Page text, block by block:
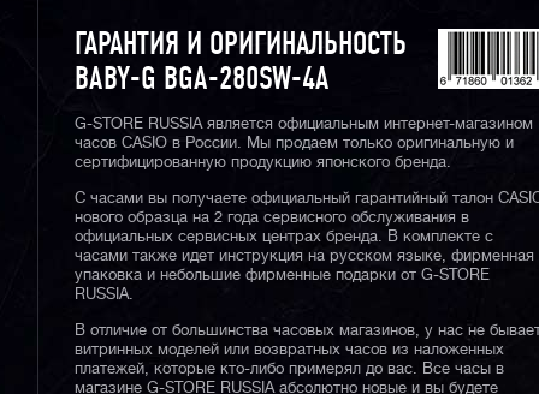
ГАРАНТИЯ И ОРИГИНАЛЬНОСТЬ
BABY-G BGA-280SW-4A
G-STORE RUSSIA является официальным интернет-магазином
часов CASIO в России. Мы продаем только оригинальную и
сертифицированную продукцию японского бренда.
С часами вы получаете официальный гарантийный талон
нового образца на 2 года сервисного обслуживания в
официальных сервисных центрах бренда. В комплекте с
часами также идет инструкция на русском языке, фирменная
упаковка и небольшие фирменные подарки от G-STORE
RUSSIA.
В отличие от большинства часовых магазинов, у нас не
витринных моделей или возвратных часов из наложенных
платежей, которые кто-либо примерял до вас. Все часы в
магазине G-STORE RUSSIA абсолютно новые и вы будете